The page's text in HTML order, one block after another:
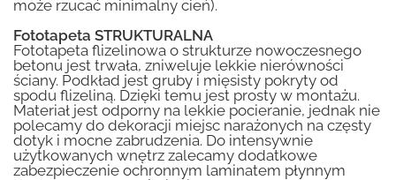
może rzucać minimalny cień).
Fototapeta STRUKTURALNA
Fototapeta flizelinowa o strukturze nowoczesnego
betonu jest trwała, zniweluje lekkie nierówności
ściany. Podkład jest gruby i mięsisty pokryty od
spodu flizeliną. Dzięki temu jest prosty w montażu.
Materiał jest odporny na lekkie pocieranie, jednak nie
polecamy do dekoracji miejsc narażonych na częsty
dotyk i mocne zabrudzenia. Do intensywnie
użytkowanych wnętrz zalecamy dodatkowe
zabezpieczenie ochronnym laminatem płynnym